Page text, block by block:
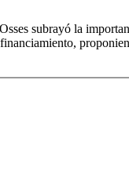
subrayó la